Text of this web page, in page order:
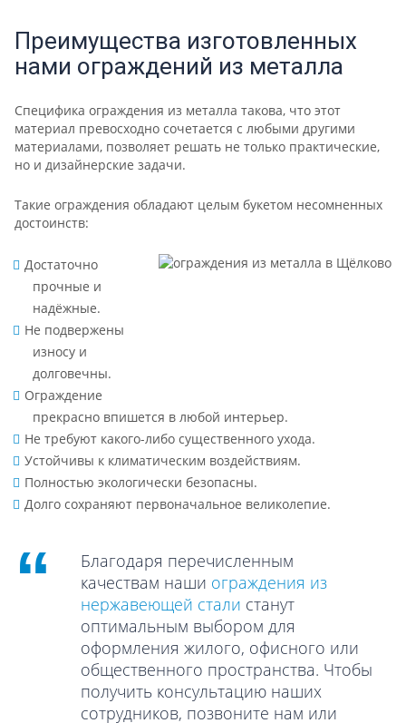
Преимущества изготовленных
нами ограждений из металла
Специфика ограждения из металла такова, что этот
материал превосходно сочетается с любыми другими
материалами, позволяет решать не только практические,
но и дизайнерские задачи.
Такие ограждения обладают целым букетом несомненных
достоинств:
Достаточно
прочные и
надёжные.
Не подвержены
износу и
долговечны.
Ограждение
прекрасно впишется в любой интерьер.
Не требуют какого-либо существенного ухода.
Устойчивы к климатическим воздействиям.
Полностью экологически безопасны.
Долго сохраняют первоначальное великолепие.
Благодаря перечисленным
качествам наши ограждения из
нержавеющей стали станут
оптимальным выбором для
оформления жилого, офисного или
общественного пространства. Чтобы
получить консультацию наших
сотрудников, позвоните нам или